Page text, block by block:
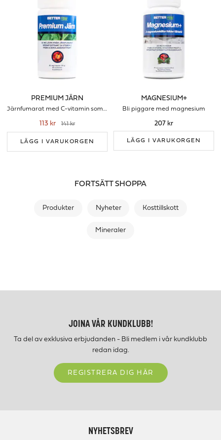
PREMIUM JÄRN
Järnfumarat med C-vitamin som förbrättrar upptaget
113 kr 141 kr
LÄGG I VARUKORGEN
MAGNESIUM+
Bli piggare med magnesium
207 kr
LÄGG I VARUKORGEN
FORTSÄTT SHOPPA
Produkter Nyheter Kosttillskott
Mineraler
JOINA VÅR KUNDKLUBB!
Ta del av exklusiva erbjudanden - Bli medlem i vår kundklubb
redan idag.
REGISTRERA DIG HÄR
NYHETSBREV